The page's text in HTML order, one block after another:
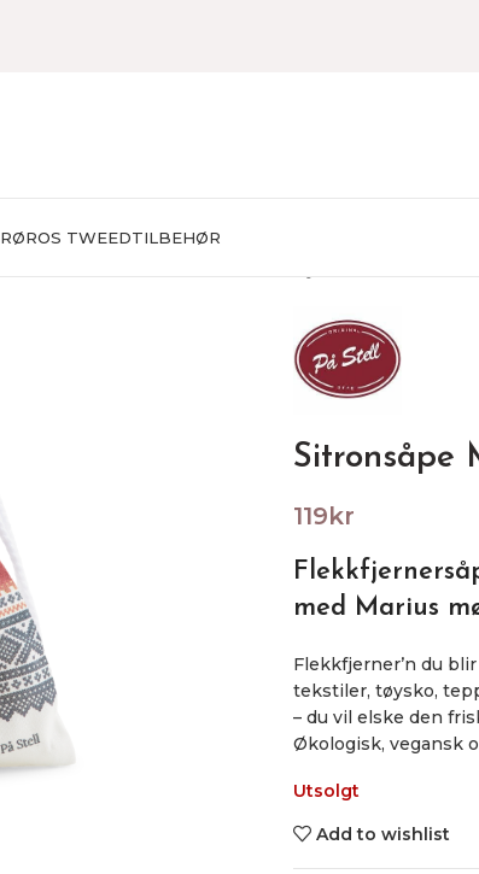
RØROS TWEEDTILBEHØR
Sitronsåpe
119kr
med Marius
Flekkfjerner’n du
tekstiler, tøysko,
– du vil elske den
Økologisk, vegansk
Utsolgt
Add to wishlist